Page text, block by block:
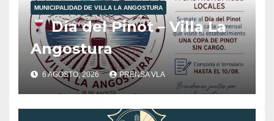
MUNICIPALIDAD DE VILLA LA ANGOSTURA
Día del Pinot – Villa La
Angostura
6 AGOSTO, 2026 PRENSA VLA